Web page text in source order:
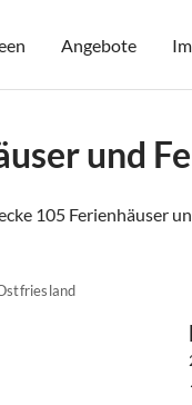
Angebote
und
105 Ferienhäuser